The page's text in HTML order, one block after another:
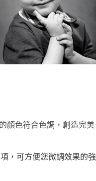
顏色符合色調，創造完美
，可方便您微調效果的強